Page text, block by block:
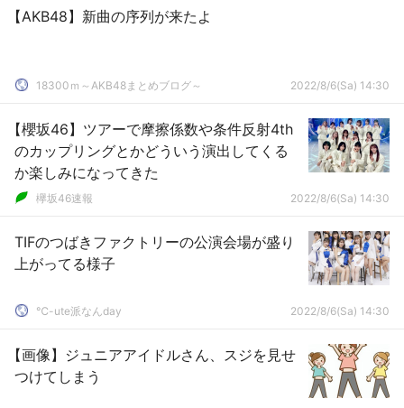
【AKB48】新曲の序列が来たよ
18300ｍ～AKB48まとめブログ～ 2022/8/6(Sa) 14:30
【櫻坂46】ツアーで摩擦係数や条件反射4th
のカップリングとかどういう演出してくる
か楽しみになってきた
欅坂46速報 2022/8/6(Sa) 14:30
TIFのつばきファクトリーの公演会場が盛り
上がってる様子
℃-ute派なんday 2022/8/6(Sa) 14:30
【画像】ジュニアアイドルさん、スジを見せ
つけてしまう